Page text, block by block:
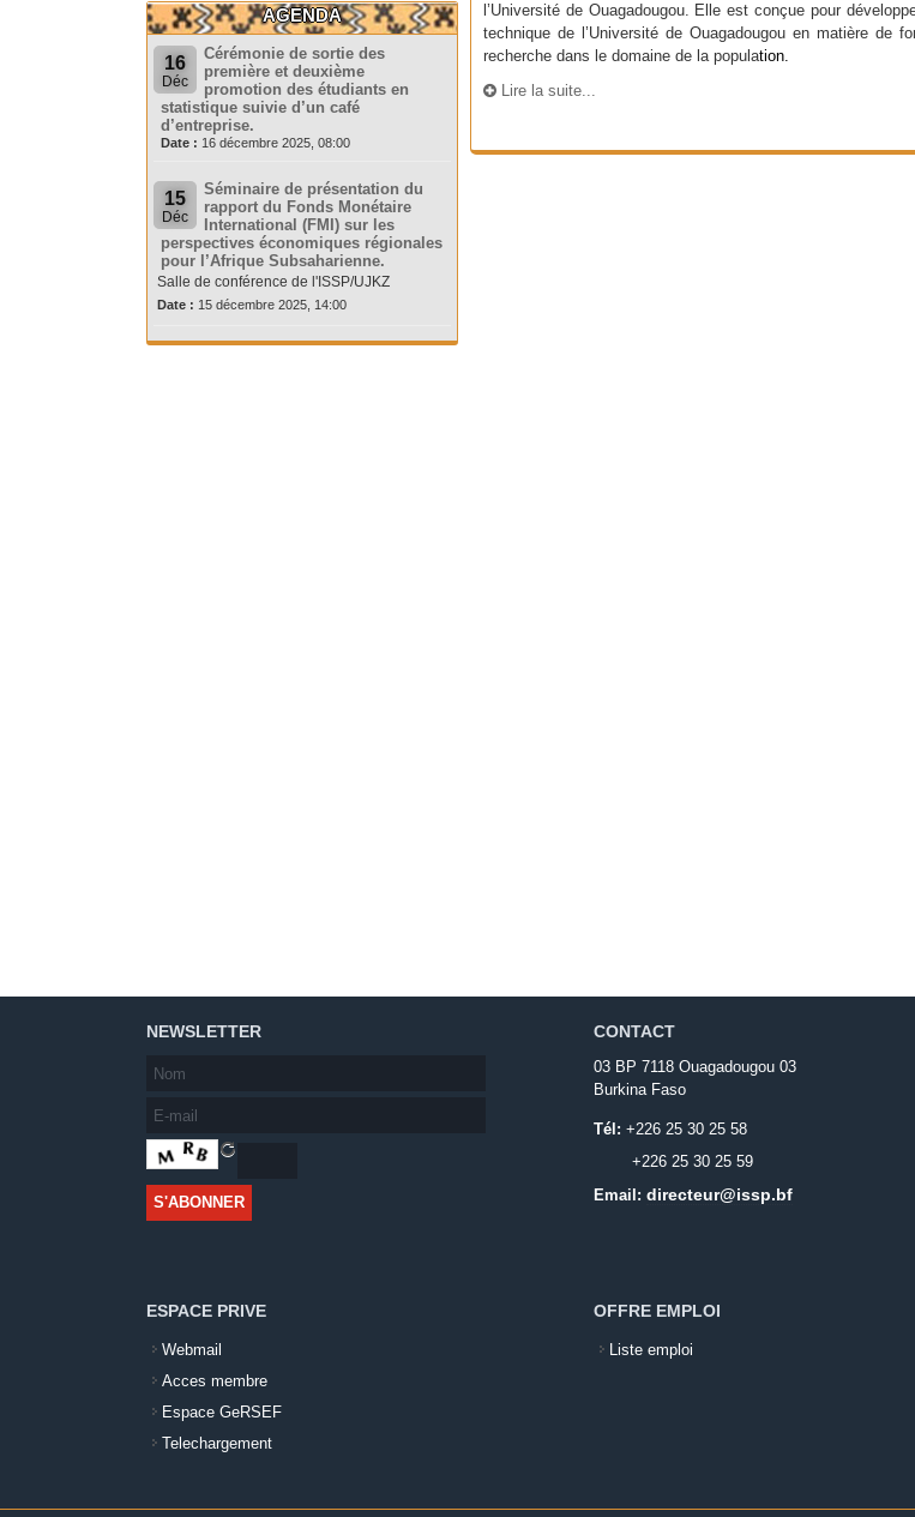
l’Université de Ouagadougou. Elle est conçue pour
technique de l’Université de Ouagadougou en matière de
recherche dans le domaine de la population.
Lire la suite...
AGENDA
16
Déc
Cérémonie de sortie des
première et deuxième
promotion des étudiants en
statistique suivie d’un café
d’entreprise.
Date : 16 décembre 2025, 08:00
15
Déc
Séminaire de présentation du
rapport du Fonds Monétaire
International (FMI) sur les
perspectives économiques régionales
pour l’Afrique Subsaharienne.
Salle de conférence de l'ISSP/UJKZ
Date : 15 décembre 2025, 14:00
NEWSLETTER CONTACT
03 BP 7118 Ouagadougou 03
Burkina Faso
Tél:+226 25 30 25 58
+226 25 30 25 59
Email:directeur@issp.bf
ESPACE PRIVE
Webmail
Acces membre
Espace GeRSEF
Telechargement
OFFRE EMPLOI
Liste emploi